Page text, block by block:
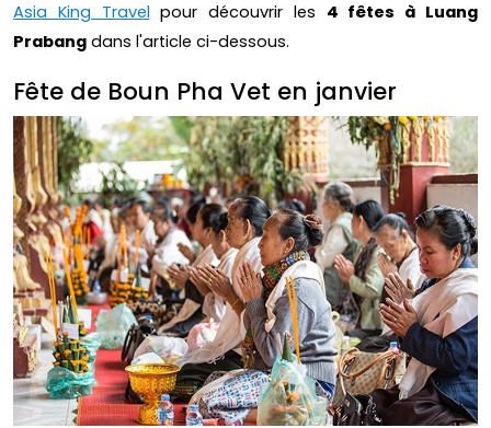
Asia King Travel pour découvrir les 4 fêtes à Luang
Prabang dans l'article ci-dessous.
Fête de Boun Pha Vet en janvier